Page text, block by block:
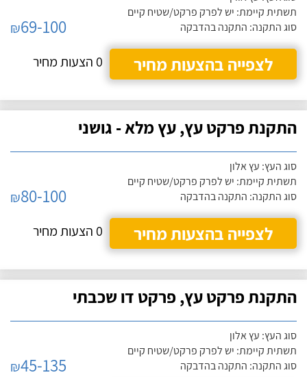
תשתית קיימת: יש לפרק פרקט/שטיח קיים
סוג התקנה: התקנה בהדבקה
₪69-100
לצפייה בהצעות מחיר
0 הצעות מחיר
התקנת פרקט עץ, עץ מלא - גושני
סוג העץ: עץ אלון
תשתית קיימת: יש לפרק פרקט/שטיח קיים
סוג התקנה: התקנה בהדבקה
₪80-100
לצפייה בהצעות מחיר
0 הצעות מחיר
התקנת פרקט עץ, פרקט דו שכבתי
סוג העץ: עץ אלון
תשתית קיימת: יש לפרק פרקט/שטיח קיים
סוג התקנה: התקנה בהדבקה
₪45-135